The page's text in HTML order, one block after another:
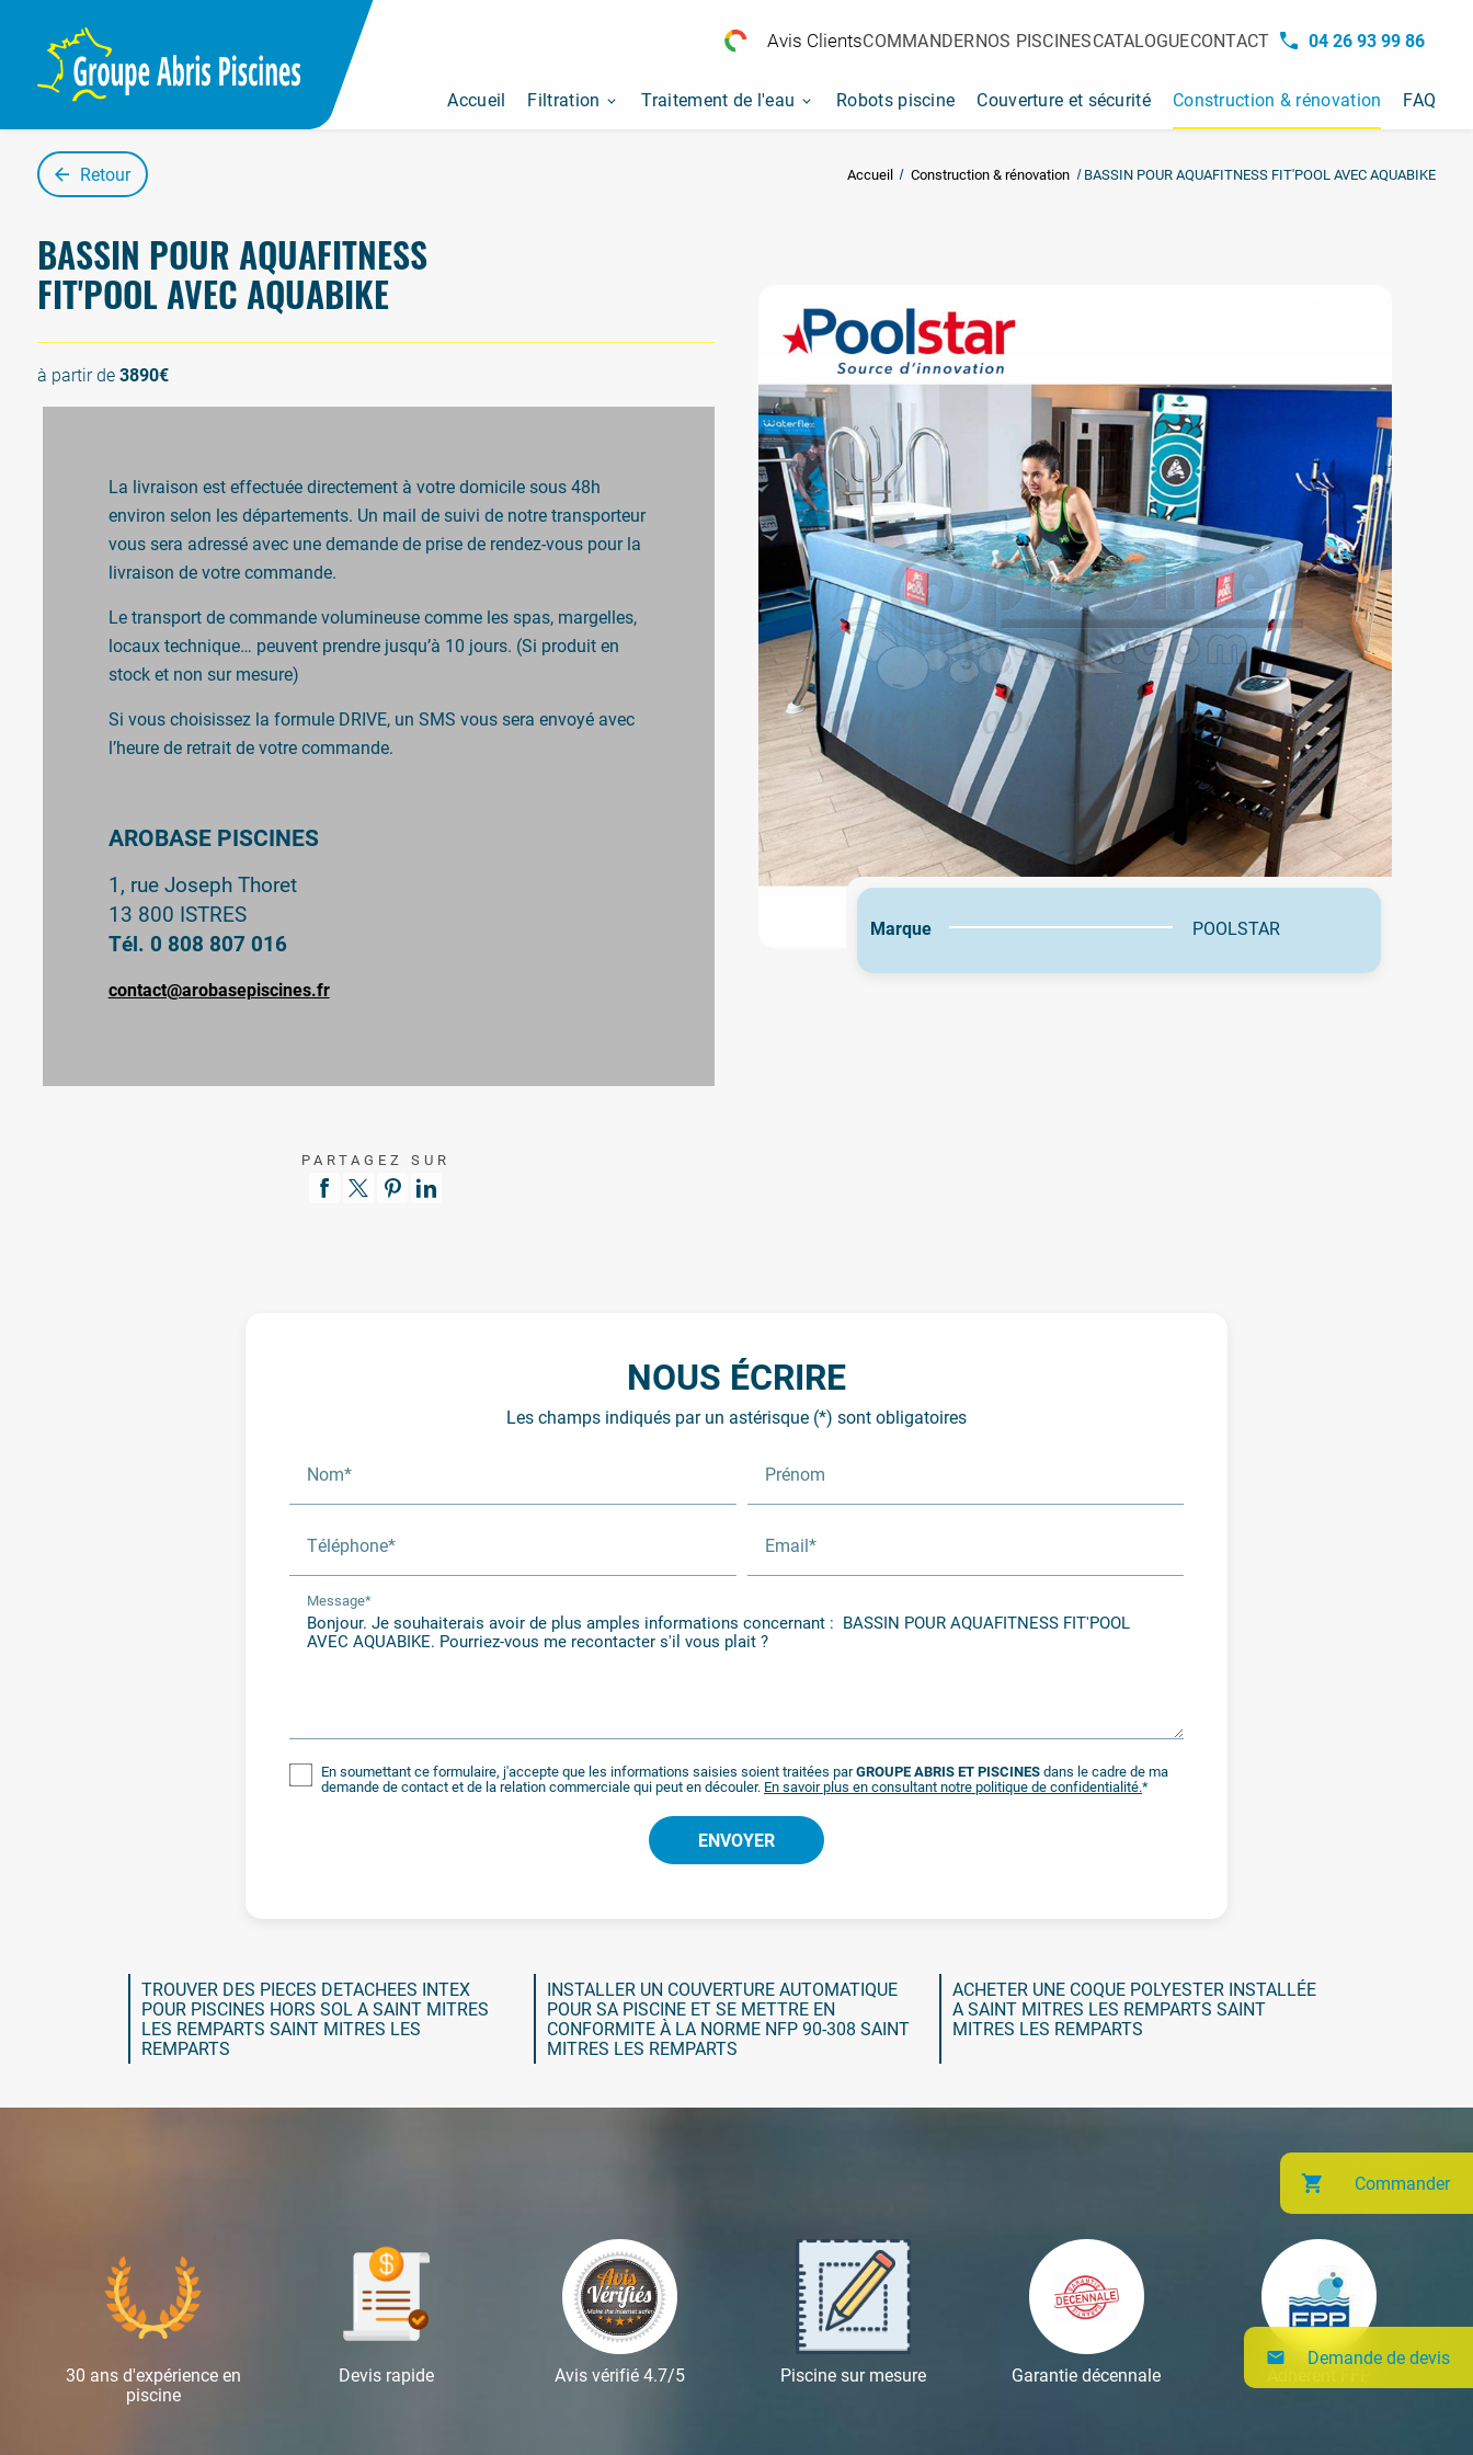
Avis ClientsCOMMANDERNOS PISCINESCATALOGUECONTACT 04 26 93 99 86
Accueil Filtration Traitement de l'eau Robots piscine Couverture et sécurité Construction & rénovation FAQ
Accueil Construction & rénovation BASSIN POUR AQUAFITNESS FIT'POOL AVEC AQUABIKE
Retour
BASSIN POUR AQUAFITNESS
FIT'POOL AVEC AQUABIKE
à partir de 3890€
La livraison est effectuée directement à votre domicile sous 48h
environ selon les départements. Un mail de suivi de notre transporteur
vous sera adressé avec une demande de prise de rendez-vous pour la
livraison de votre commande.
Le transport de commande volumineuse comme les spas, margelles,
locaux technique… peuvent prendre jusqu’à 10 jours. (Si produit en
stock et non sur mesure)
Si vous choisissez la formule DRIVE, un SMS vous sera envoyé avec
l’heure de retrait de votre commande.
AROBASE PISCINES
1, rue Joseph Thoret
13 800 ISTRES
Tél. 0 808 807 016
contact@arobasepiscines.fr
PARTAGEZ SUR
Marque POOLSTAR
NOUS ÉCRIRE
Les champs indiqués par un astérisque (*) sont obligatoires
Nom* Prénom
Téléphone* Email*
Message*
En soumettant ce formulaire, j'accepte que les informations saisies soient traitées parGROUPE ABRIS ET PISCINESdans le cadre de ma
demande de contact et de la relation commerciale qui peut en découler. En savoir plus en consultant notre politique de confidentialité.*
TROUVER DES PIECES DETACHEES INTEX
POUR PISCINES HORS SOL A SAINT MITRES
LES REMPARTS SAINT MITRES LES
REMPARTS
INSTALLER UN COUVERTURE AUTOMATIQUE
POUR SA PISCINE ET SE METTRE EN
CONFORMITE À LA NORME NFP 90-308 SAINT
MITRES LES REMPARTS
ACHETER UNE COQUE POLYESTER INSTALLÉE
A SAINT MITRES LES REMPARTS SAINT
MITRES LES REMPARTS
30 ans d'expérience en
piscine
Devis rapide Avis vérifié 4.7/5 Piscine sur mesure Garantie décennale
Commander
mail Demande de devis